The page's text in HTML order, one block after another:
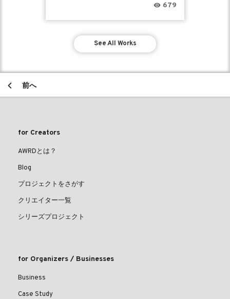
679
See All Works
前へ
for Creators
AWRDとは？
Blog
プロジェクトをさがす
クリエイター一覧
シリーズプロジェクト
for Organizers / Businesses
Business
Case Study